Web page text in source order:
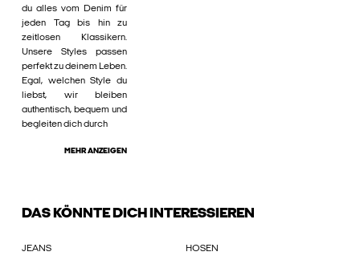
du alles vom Denim für
jeden Tag bis hin zu
zeitlosen Klassikern.
Unsere Styles passen
perfekt zu deinem Leben.
Egal, welchen Style du
liebst, wir bleiben
authentisch, bequem und
begleiten dich durch
MEHR ANZEIGEN
DAS KÖNNTE DICH INTERESSIEREN
JEANS HOSEN